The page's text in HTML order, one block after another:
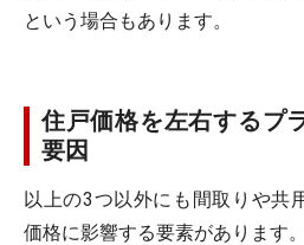
という場合もあります。
住戸価格を左右するプ
要因
以上の3つ以外にも間取りや共
価格に影響する要素があります。